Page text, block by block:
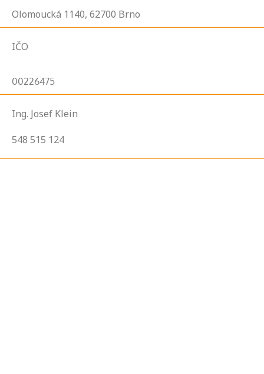
Olomoucká 1140, 62700 Brno
IČO
00226475
Ing. Josef Klein
548 515 124